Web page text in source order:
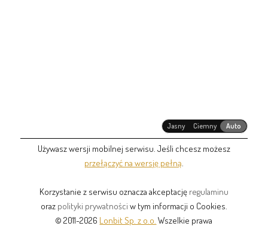
Jasny Ciemny Auto
Używasz wersji mobilnej serwisu. Jeśli chcesz możesz
przełączyć na wersję pełną
Korzystanie z serwisu oznacza akceptację regulaminu
oraz polityki prywatności w tym informacji o Cookies.
© 2011-2026 Lonbit Sp. z o.o. Wszelkie prawa